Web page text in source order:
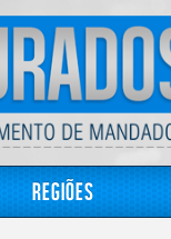
Regiões